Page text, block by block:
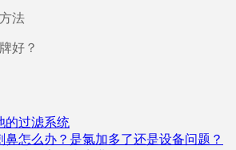
法
好？
的过滤系统
怎么办？是氯加多了还是设备问题？